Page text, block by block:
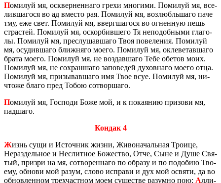
Поми­луй мя, осквер­нен­на­го грехи мно­ги­ми. По­ми­луй мя, все­
лив­ша­го­ся во ад вме­сто рая. По­ми­луй мя, воз­любль­ша­го паче
тму, еже свет. По­ми­луй мя, вверг­ша­го­ся во ог­нен­ную пещь
стра­стей. По­ми­луй мя, оскор­бив­ше­го Тя непо­доб­ны­ми гла­го­
лы. По­ми­луй мя, пре­слу­шав­ша­го Твоя по­ве­ле­ния. По­ми­луй
мя, осу­див­ша­го ближ­ня­го моего. По­ми­луй мя, окле­ве­тав­ша­го
брата моего. По­ми­луй мя, не воз­дав­ша­го Тебе обе­тов моих.
По­ми­луй мя, не со­хран­ша­го за­по­ве­дей ду­хов­на­го моего отца.
По­ми­луй мя, при­зы­вав­ша­го имя Твое всуе. По­ми­луй мя, ни­
что­же благо пред Тобою со­твор­ша­го.
Поми­луй мя, Гос­по­ди Боже мой, и к по­ка­я­нию при­зо­ви мя,
пад­ша­го.
Кондак 4
Жизнь сущи и Ис­точ­ник жизни, Жи­во­на­чаль­ная Тро­и­це,
Нераз­дель­ное и Нес­лит­ное Бо­же­ство, Отче, Сыне и Душе Свя­
тый, при­з­ри на мя, со­тво­рен­на­го по об­ра­зу и по по­до­бию Тво­
е­му, об­но­ви мой разум, слово ис­пра­ви и дух мой освя­ти, да во
об­нов­лен­ном трех­част­ном моем су­ще­стве ра­зум­но пою: Алли­